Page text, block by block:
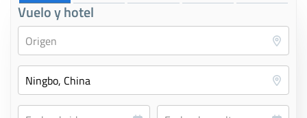
Vuelo y hotel